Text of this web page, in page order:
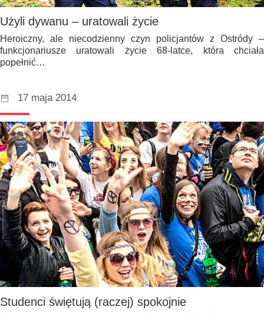
Użyli dywanu – uratowali życie
Heroiczny, ale niecodzienny czyn policjantów z Ostródy –
funkcjonariusze uratowali życie 68-latce, która chciała
popełnić…
17 maja 2014
Studenci świętują (raczej) spokojnie